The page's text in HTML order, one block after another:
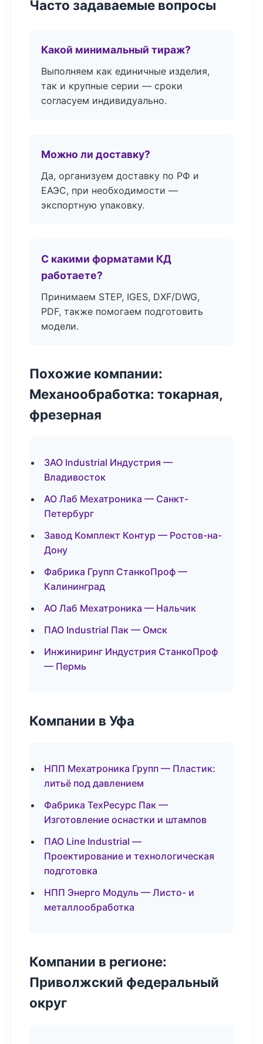
Часто задаваемые вопросы
Какой минимальный тираж?
Выполняем как единичные изделия,
так и крупные серии — сроки
согласуем индивидуально.
Можно ли доставку?
Да, организуем доставку по РФ и
ЕАЭС, при необходимости —
экспортную упаковку.
С какими форматами КД
работаете?
Принимаем STEP, IGES, DXF/DWG,
PDF, также помогаем подготовить
модели.
Похожие компании:
Механообработка: токарная,
фрезерная
ЗАО Industrial Индустрия —
Владивосток
АО Лаб Мехатроника — Санкт-
Петербург
Завод Комплект Контур — Ростов-на-
Дону
Фабрика Групп СтанкоПроф —
Калининград
АО Лаб Мехатроника — Нальчик
ПАО Industrial Пак — Омск
Инжиниринг Индустрия СтанкоПроф
— Пермь
Компании в Уфа
НПП Мехатроника Групп — Пластик:
литьё под давлением
Фабрика ТехРесурс Пак —
Изготовление оснастки и штампов
ПАО Line Industrial —
Проектирование и технологическая
подготовка
НПП Энерго Модуль — Листо- и
металлообработка
Компании в регионе:
Приволжский федеральный
округ